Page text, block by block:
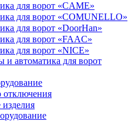
для ворот «CAME»
для ворот «COMUNELLO»
для ворот «DoorHan»
для ворот «FAAC»
для ворот «NICE»
и автоматика для ворот
отключения